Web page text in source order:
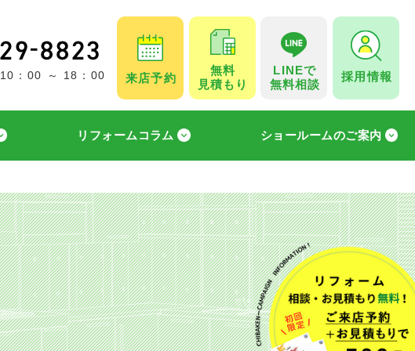
10：00 ～ 18：00 来店予約
無料
見積もり
LINEで
無料相談
採用情報
リフォームコラム ショールームのご案内